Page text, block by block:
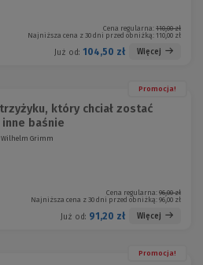
Cena regularna: 110,00 zł
Najniższa cena z 30 dni przed obniżką: 110,00 zł
Już od: 104,50 zł Więcej
Promocja!
który chciał zostać
baśnie
Wilhelm Grimm
Cena regularna: 96,00 zł
Najniższa cena z 30 dni przed obniżką: 96,00 zł
Już od: 91,20 zł Więcej
Promocja!